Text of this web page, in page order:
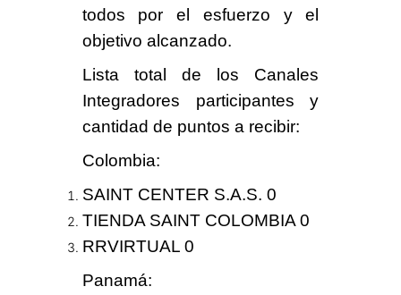
todos por el esfuerzo y el
objetivo alcanzado.
Lista total de los Canales
Integradores participantes y
cantidad de puntos a recibir:
Colombia:
SAINT CENTER S.A.S. 0
TIENDA SAINT COLOMBIA 0
RRVIRTUAL 0
Panamá: